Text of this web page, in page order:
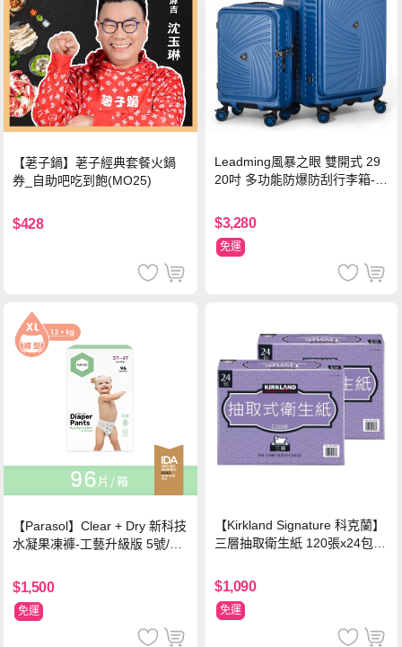
【荖子鍋】荖子經典套餐火鍋
券_自助吧吃到飽(MO25)
$428
Leadming風暴之眼 雙開式 29
20吋 多功能防爆防刮行李箱-海
$3,280
免運
【Parasol】Clear + Dry 新科技
水凝果凍褲-工藝升級版 5號/XL
$1,500
免運
【Kirkland Signature 科克蘭】
三層抽取衛生紙 120張x24包x2
$1,090
免運